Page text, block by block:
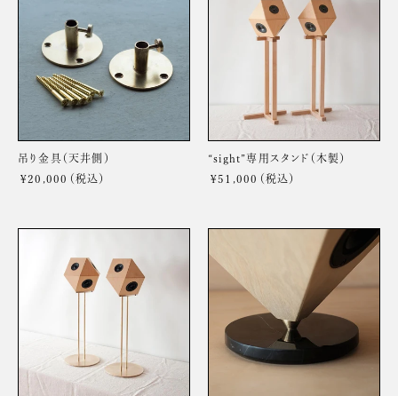
（天
井
側）
吊り金具（天井側）
通
格
¥20,000
ス
タ
製）
“sight”専用スタンド（木製）
通
格
¥51,000
用
ス
タ
（真
鍮
製）
“vision”専
座